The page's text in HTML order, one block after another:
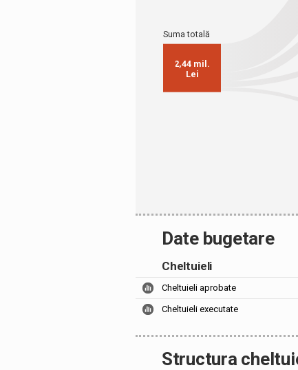
Date bugetare
Cheltuieli
Cheltuieli aprobate
Cheltuieli executate
Structura